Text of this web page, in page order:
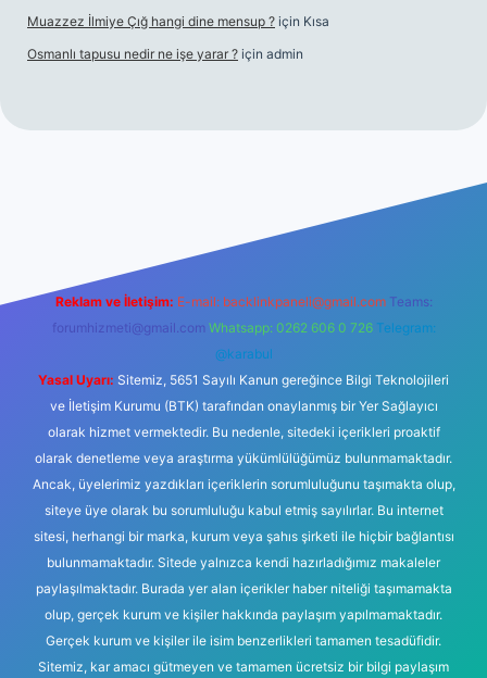
Muazzez İlmiye Çığ hangi dine mensup ? için Kısa
Osmanlı tapusu nedir ne işe yarar ? için admin
Reklam ve İletişim: E-mail: backlinkpaneli@gmail.com Teams:
forumhizmeti@gmail.com Whatsapp: 0262 606 0 726 Telegram:
@karabul
Yasal Uyarı: Sitemiz, 5651 Sayılı Kanun gereğince Bilgi Teknolojileri
ve İletişim Kurumu (BTK) tarafından onaylanmış bir Yer Sağlayıcı
olarak hizmet vermektedir. Bu nedenle, sitedeki içerikleri proaktif
olarak denetleme veya araştırma yükümlülüğümüz bulunmamaktadır.
Ancak, üyelerimiz yazdıkları içeriklerin sorumluluğunu taşımakta olup,
siteye üye olarak bu sorumluluğu kabul etmiş sayılırlar. Bu internet
sitesi, herhangi bir marka, kurum veya şahıs şirketi ile hiçbir bağlantısı
bulunmamaktadır. Sitede yalnızca kendi hazırladığımız makaleler
paylaşılmaktadır. Burada yer alan içerikler haber niteliği taşımamakta
olup, gerçek kurum ve kişiler hakkında paylaşım yapılmamaktadır.
Gerçek kurum ve kişiler ile isim benzerlikleri tamamen tesadüfidir.
Sitemiz, kar amacı gütmeyen ve tamamen ücretsiz bir bilgi paylaşım